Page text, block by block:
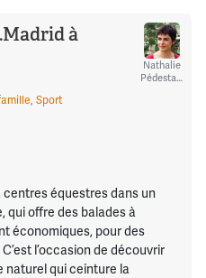
à
Nathalie
Pédestarres
, Sport
équestres dans un
qui offre des balades à
économiques, pour des
l’occasion de découvrir
naturel qui ceinture la